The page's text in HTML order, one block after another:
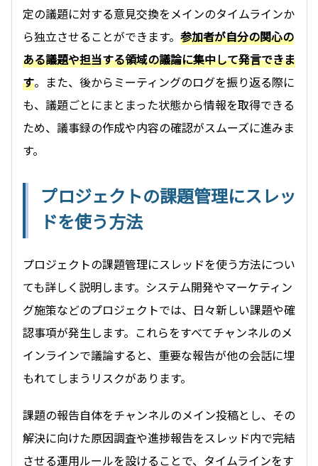
定の議題に対する意見交換をメインのタイムラインか
ら独立させることができます。 参加者が自分の関心の
ある議題や担当する領域の議論に集中して発言できま
す。また、後からミーティングのログを振り返る際に
も、議題ごとにまとまった状態から情報を取得できる
ため、議事録の作成や内容の確認がスムーズに進みま
す。
プロジェクトの課題管理にスレッ
ドを使う方法
プロジェクトの課題管理にスレッドを使う方法につい
ても詳しく説明します。システム開発やマーケティン
グ施策などのプロジェクトでは、日々新しい課題や確
認事項が発生します。これらをすべてチャンネルのメ
インラインで議論すると、重要な報告が他の会話に埋
もれてしまうリスクがあります。
課題の報告自体をチャンネルのメイン投稿とし、その
解決に向けた原因調査や進捗報告をスレッド内で完結
させる運用ルールを設けることで、タイムラインをす